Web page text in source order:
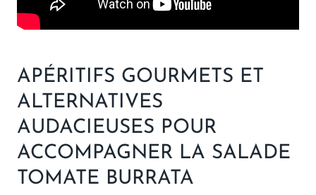
APÉRITIFS GOURMETS ET
ALTERNATIVES
AUDACIEUSES POUR
ACCOMPAGNER LA SALADE
TOMATE BURRATA